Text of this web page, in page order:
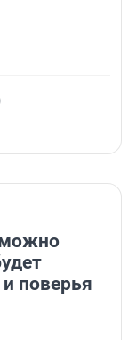
можно
поверья